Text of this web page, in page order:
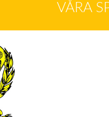
VÅRA